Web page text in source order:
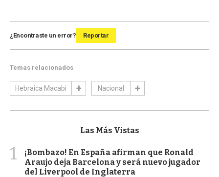
¿Encontraste un error? Reportar
Temas relacionados
Hebraica Macabi Nacional
Las Más Vistas
1
¡Bombazo! En España afirman que Ronald
Araujo deja Barcelona y será nuevo jugador
del Liverpool de Inglaterra